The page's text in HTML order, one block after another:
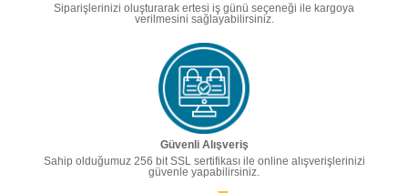
Siparişlerinizi oluşturarak ertesi iş günü seçeneği ile kargoya
verilmesini sağlayabilirsiniz.
Güvenli Alışveriş
Sahip olduğumuz 256 bit SSL sertifikası ile online alışverişlerinizi
güvenle yapabilirsiniz.